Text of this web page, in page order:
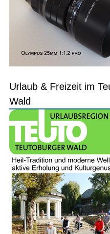
Urlaub & Freizeit im
Wald